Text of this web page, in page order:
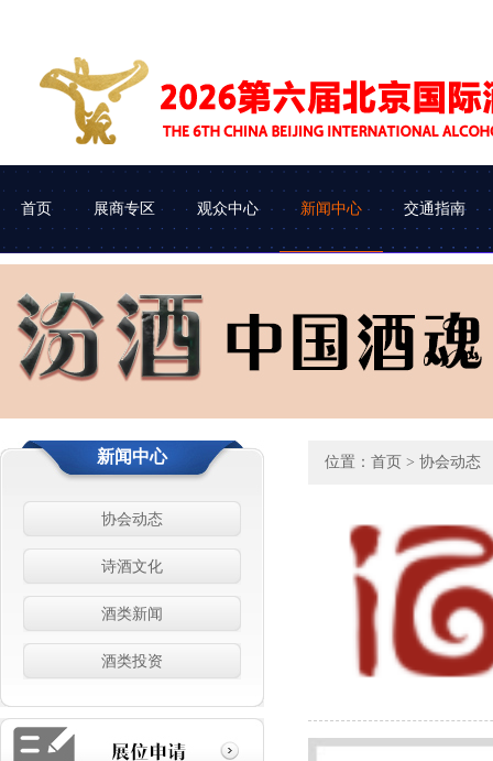
首页
展会介绍 组织机构
展商专区
参展申请 参展流程
车辆进馆
观众中心
企业查询 观众类别
新闻中心 交通指南
新闻中心
协会动态
诗酒文化
酒类新闻
酒类投资
位置： 首页 > 协会动态